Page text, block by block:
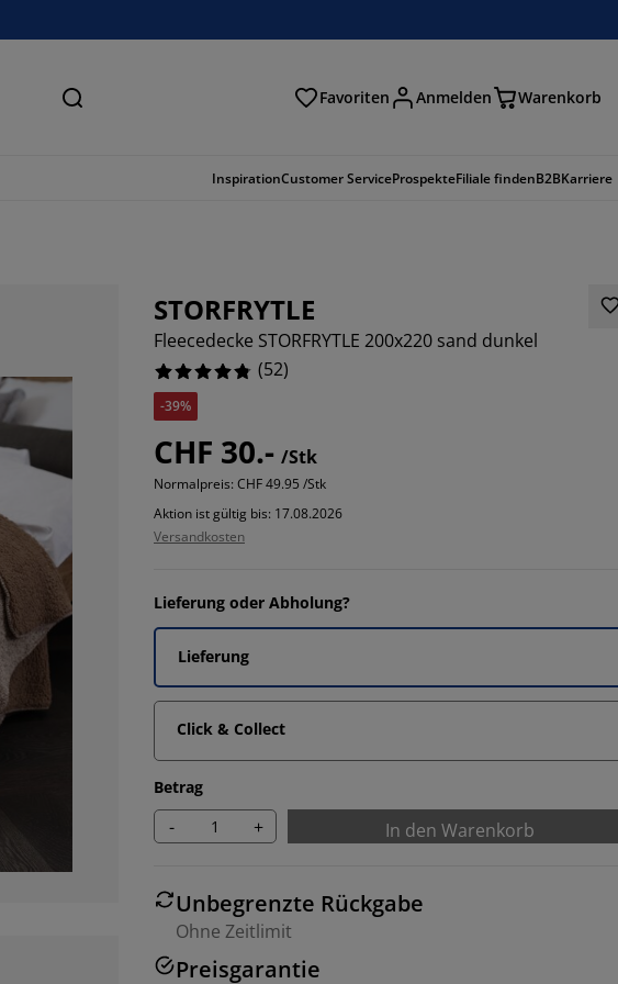
Suchen Favoriten Anmelden Warenkorb
InspirationCustomer ServiceProspekteFiliale findenB2BKarriere
STORFRYTLE
Fleecedecke STORFRYTLE 200x220 sand dunkel
(52)
-39%
CHF 30.- /Stk
Normalpreis: CHF 49.95 /Stk
Aktion ist gültig bis: 17.08.2026
Versandkosten
Lieferung oder Abholung?
Lieferung
Click & Collect
Betrag
- + In den Warenkorb
Unbegrenzte Rückgabe
Ohne Zeitlimit
Preisgarantie
90.38461538461539%
3.8461538461538463%